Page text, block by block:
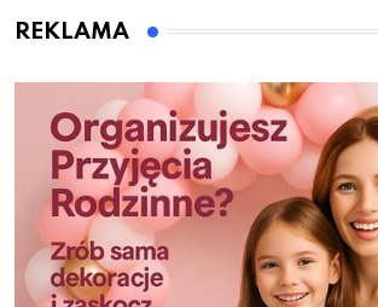
REKLAMA